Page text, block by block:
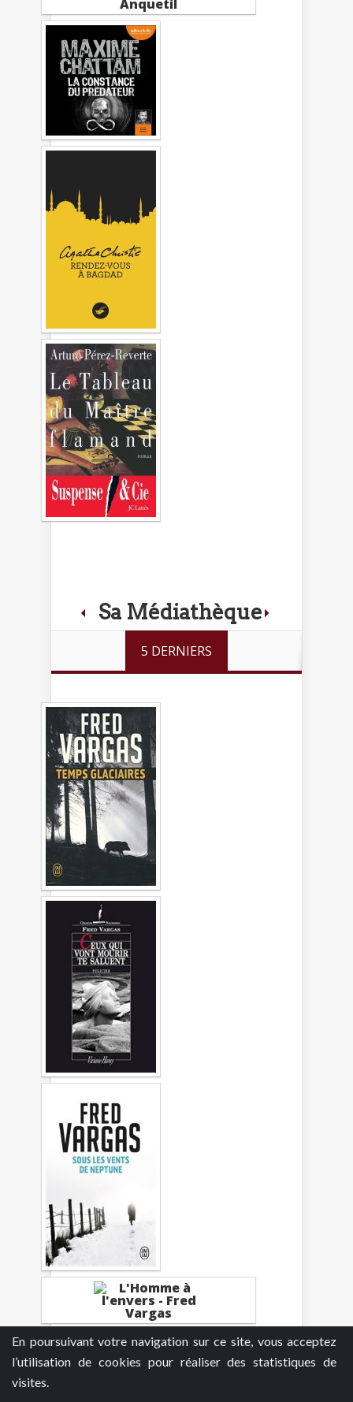
En poursuivant votre navigation sur ce site, vous acceptez
l’utilisation de cookies pour réaliser des statistiques de
visites.
Sa Médiathèque
5 DERNIERS